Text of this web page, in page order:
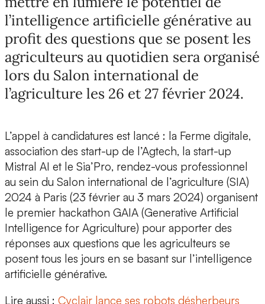
l’intelligence artificielle générative au
profit des questions que se posent les
agriculteurs au quotidien sera organisé
lors du Salon international de
l’agriculture les 26 et 27 février 2024.
L’appel à candidatures est lancé : la Ferme digitale,
association des start-up de l’Agtech, la start-up
Mistral AI et le Sia’Pro, rendez-vous professionnel
au sein du Salon international de l’agriculture (SIA)
2024 à Paris (23 février au 3 mars 2024) organisent
le premier hackathon GAIA (Generative Artificial
Intelligence for Agriculture) pour apporter des
réponses aux questions que les agriculteurs se
posent tous les jours en se basant sur l’intelligence
artificielle générative.
Lire aussi : Cyclair lance ses robots désherbeurs